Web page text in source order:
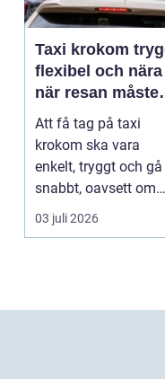
Taxi krokom trygg,
flexibel och nära
när resan måste
fungera
Att få tag på taxi
krokom ska vara
enkelt, tryggt och gå
snabbt, oavsett om
resan gäller jobbet,
03 juli 2026